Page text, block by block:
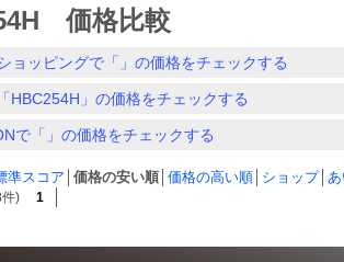
価格比較
ョッピングで「」の価格をチェックする
HBC254H」の価格をチェックする
で「」の価格をチェックする
準スコア 価格の安い順 価格の高い順 ショップ│
) 1